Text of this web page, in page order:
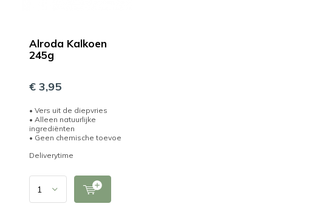
Alroda Kalkoen
245g
€ 3,95
• Vers uit de diepvries
• Alleen natuurlijke
ingrediënten
• Geen chemische toevoe
Deliverytime